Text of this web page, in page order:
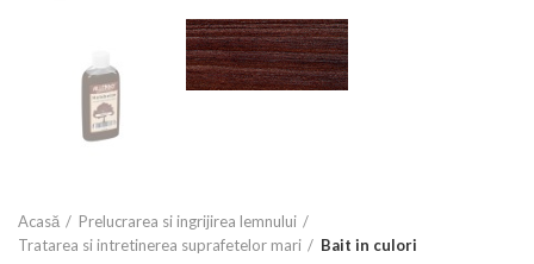
Acasă
Prelucrarea si ingrijirea lemnului
Tratarea si intretinerea suprafetelor mari
Bait in culori